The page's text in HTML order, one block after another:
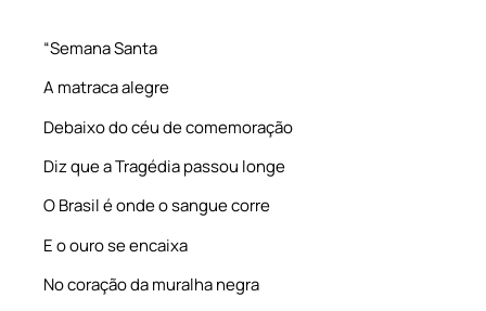
“Semana Santa
A matraca alegre
Debaixo do céu de comemoração
Diz que a Tragédia passou longe
O Brasil é onde o sangue corre
E o ouro se encaixa
No coração da muralha negra